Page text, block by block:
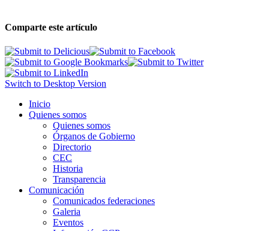
Comparte este artículo
Switch to Desktop Version
Inicio
Quienes somos
Quienes somos
Órganos de Gobierno
Directorio
CEC
Historia
Transparencia
Comunicación
Comunicados federaciones
Galeria
Eventos